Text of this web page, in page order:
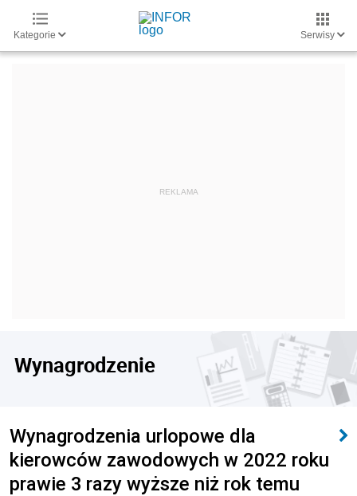
Kategorie Serwisy
Wynagrodzenie
Wynagrodzenia urlopowe dla
kierowców zawodowych w 2022 roku
prawie 3 razy wyższe niż rok temu